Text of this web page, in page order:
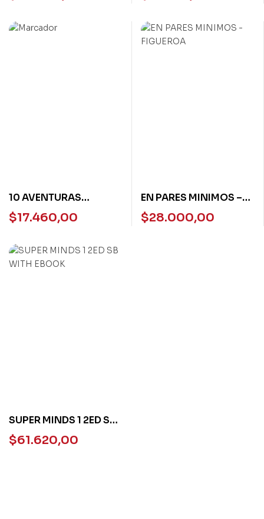
FIGUEROA
10 AVENTURAS
IMPERDIBLES DEL
QUIJOTE
$17.460,00
EN PARES MINIMOS –
FIGUEROA
$28.000,00
SUPER MINDS 1 2ED SB
WITH EBOOK
$61.620,00